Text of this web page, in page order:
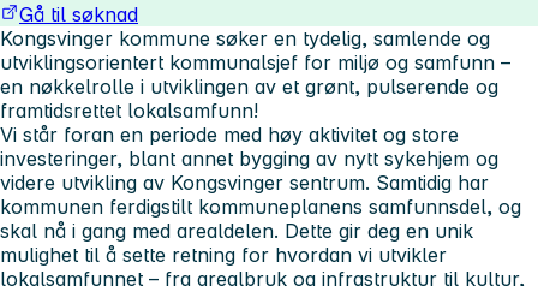
Gå til søknad
Kongsvinger kommune søker en tydelig, samlende og
utviklingsorientert kommunalsjef for miljø og samfunn –
en nøkkelrolle i utviklingen av et grønt, pulserende og
framtidsrettet lokalsamfunn!
Vi står foran en periode med høy aktivitet og store
investeringer, blant annet bygging av nytt sykehjem og
videre utvikling av Kongsvinger sentrum. Samtidig har
kommunen ferdigstilt kommuneplanens samfunnsdel, og
skal nå i gang med arealdelen. Dette gir deg en unik
mulighet til å sette retning for hvordan vi utvikler
lokalsamfunnet – fra arealbruk og infrastruktur til kultur,